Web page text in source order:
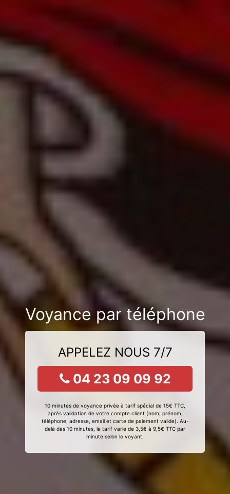
Voyance par téléphone
APPELEZ NOUS 7/7
04 23 09 09 92
10 minutes de voyance privée à tarif spécial de 15€ TTC,
après validation de votre compte client (nom, prénom,
téléphone, adresse, email et carte de paiement valide). Au-
delà des 10 minutes, le tarif varie de 3,5€ à 9,5€ TTC par
minute selon le voyant.